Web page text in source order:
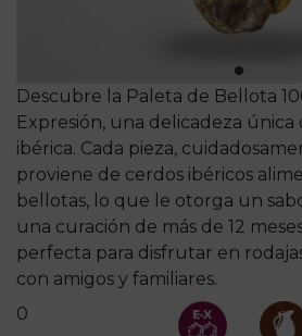
Descubre la Paleta de Bellota
Expresión, una delicadeza única
ibérica. Cada pieza,
proviene de cerdos ibéricos
bellotas, lo que le otorga un
una curación de más de 12
perfecta para disfrutar en
con amigos y familiares.
0